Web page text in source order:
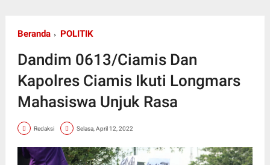
Beranda POLITIK
Dandim 0613/Ciamis Dan
Kapolres Ciamis Ikuti Longmars
Mahasiswa Unjuk Rasa
Redaksi Selasa, April 12, 2022